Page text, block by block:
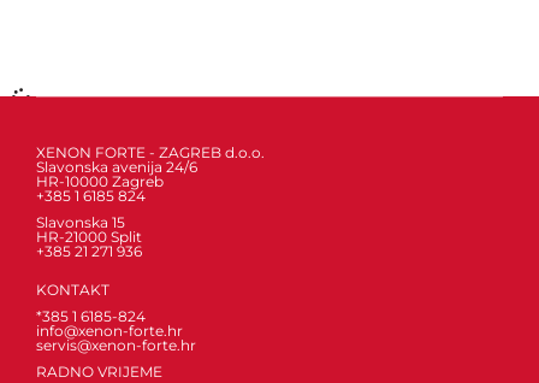
XENON FORTE - ZAGREB d.o.o.
Slavonska avenija 24/6
HR-10000 Zagreb
+385 1 6185 824
Slavonska 15
HR-21000 Split
+385 21 271 936
KONTAKT
*385 1 6185-824
info@xenon-forte.hr
servis@xenon-forte.hr
RADNO VRIJEME